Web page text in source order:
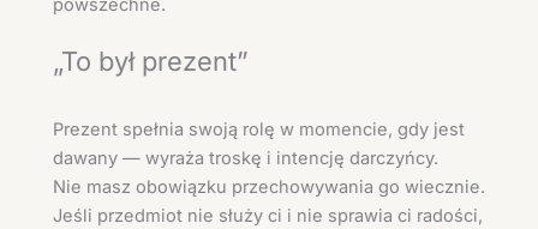
powszechne.
„To był prezent”
Prezent spełnia swoją rolę w momencie, gdy jest
dawany — wyraża troskę i intencję darczyńcy.
Nie masz obowiązku przechowywania go wiecznie.
Jeśli przedmiot nie służy ci i nie sprawia ci radości,